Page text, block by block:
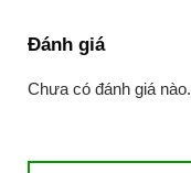
Đánh giá
Chưa có đánh giá nào.